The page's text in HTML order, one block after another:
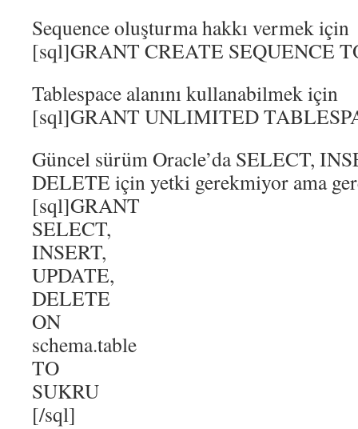
Sequence oluşturma hakkı vermek için
[sql]GRANT CREATE SEQUENCE
Tablespace alanını kullanabilmek için
[sql]GRANT UNLIMITED
Güncel sürüm Oracle’da SELECT,
DELETE için yetki gerekmiyor ama
[sql]GRANT
SELECT,
INSERT,
UPDATE,
DELETE
ON
schema.table
TO
SUKRU
[/sql]